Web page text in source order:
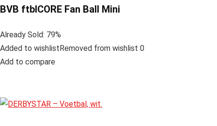
BVB ftblCORE Fan Ball Mini
Already Sold: 79%
Added to wishlistRemoved from wishlist 0
Add to compare